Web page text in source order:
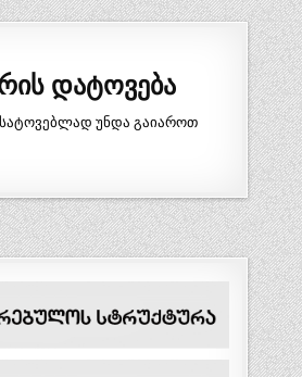
დატოვება
უნდა გაიაროთ